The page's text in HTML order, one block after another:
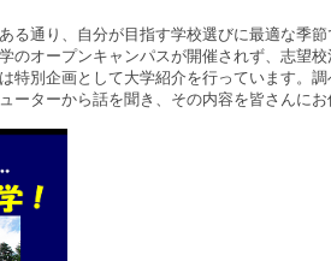
る通り、自分が目指す学校選びに最適な季
のオープンキャンパスが開催されず、志望
特別企画として大学紹介を行っています。
ーターから話を聞き、その内容を皆さんに